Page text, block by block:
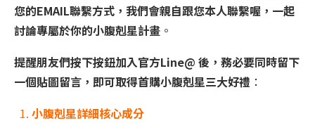
您的EMAIL聯繫方式，我們會親自跟您本人聯繫喔，一起
討論專屬於你的小腹剋星計畫 。
提醒朋友們按下按鈕加入官方Line@ 後，務必要同時留下
一個貼圖留言，即可取得首購小腹剋星三大好禮 ：
小腹剋星詳細核心成分